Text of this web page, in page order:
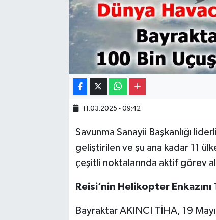
11.03.2025 - 09:42
Savunma Sanayii Başkanlığı
geliştirilen ve şu ana kadar 11
çeşitli noktalarında aktif görev
Reisi’nin Helikopter
Bayraktar AKINCI TİHA, 19